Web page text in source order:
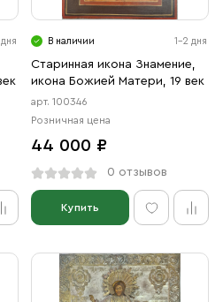
В наличии 1-2 дня
Старинная икона Знамение,
икона Божией Матери, 19 век
арт. 100346
Розничная цена
44 000 ₽
0 отзывов
Купить